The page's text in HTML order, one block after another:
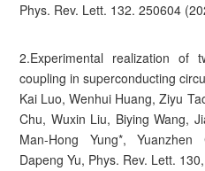
Phys. Rev. Lett. 132. 250604
2.Experimental realization of
coupling in superconducting
Kai Luo, Wenhui Huang, Ziyu
Chu, Wuxin Liu, Biying Wang,
Man-Hong Yung*,
Dapeng Yu, Phys. Rev. Lett.